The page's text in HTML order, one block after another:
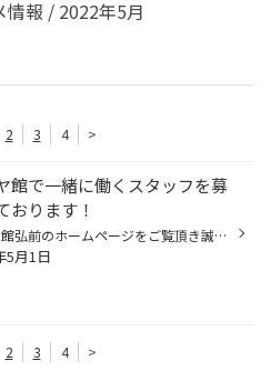
情報 / 2022年5月
2 3 4 >
館で一緒に働くスタッフを募
おります！
タイヤ館弘前のホームページをご覧頂き誠にありがとうございます！ タイヤ館弘前ではただいまスタッフを募集しております！ 仕事内容は、 タイヤをはじめとするカー用品のご案内。タイヤやメンテナンス商品の提案や交換作業を行います。 車好きの方、男性の方はもちろん！ 女性の方、未経験の方も大...
5月1日
2 3 4 >